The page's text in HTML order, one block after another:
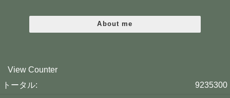
About me
View Counter
9235300
トータル: